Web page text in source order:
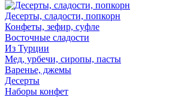
Десерты, сладости, попкорн
Конфеты, зефир, суфле
Восточные сладости
Из Турции
Мед, урбечи, сиропы, пасты
Варенье, джемы
Десерты
Наборы конфет